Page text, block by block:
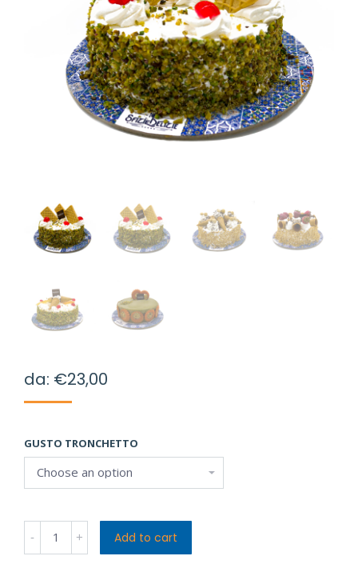
da: €23,00
GUSTO TRONCHETTO
Torta
Gelato
Add to cart